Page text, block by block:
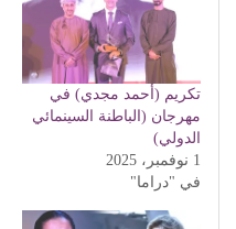
تكريم (أحمد مجدي) في
مهرجان (الباطنة السينمائي
الدولي)
1 نوفمبر، 2025
في "دراما"